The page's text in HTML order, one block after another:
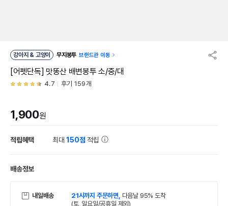
강아지 & 고양이 무지봉투 브랜드관 이동
[어펫단독] 맛똥산 배변봉투 소/중/대
4.7 후기 159개
1,900원
적립혜택 최대150점 적립
배송정보
내일배송 21시까지 주문하면, 다음날 95% 도착
(토, 일요일/공휴일 제외)